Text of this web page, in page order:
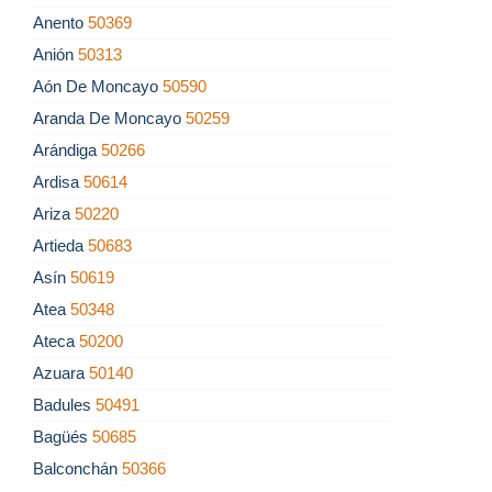
Anento 50369
Anión 50313
Aón De Moncayo 50590
Aranda De Moncayo 50259
Arándiga 50266
Ardisa 50614
Ariza 50220
Artieda 50683
Asín 50619
Atea 50348
Ateca 50200
Azuara 50140
Badules 50491
Bagüés 50685
Balconchán 50366